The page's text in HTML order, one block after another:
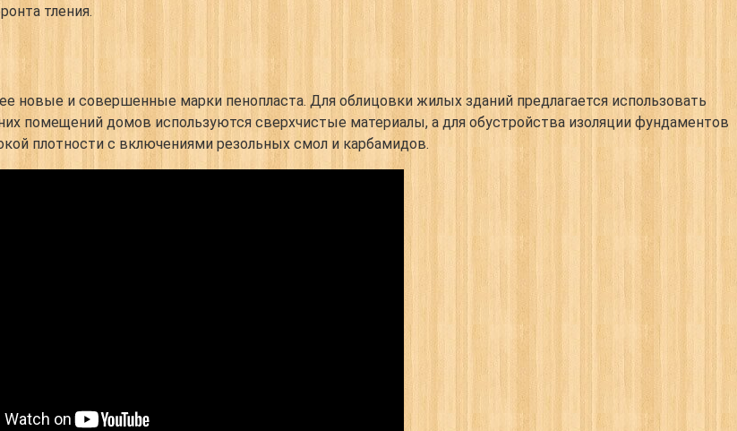
тления.
новые и совершенные марки пенопласта. Для облицовки жилых зданий предлагается использовать
помещений домов используются сверхчистые материалы, а для обустройства изоляции фундаментов
плотности с включениями резольных смол и карбамидов.